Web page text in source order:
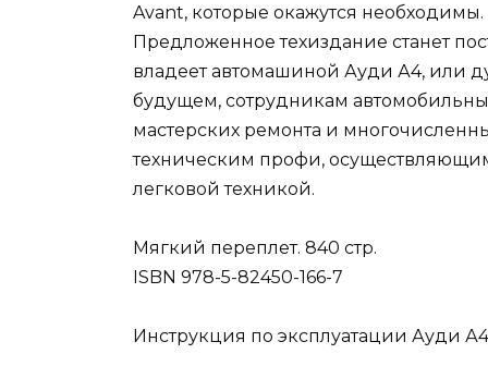
Avant, которые окажутся необходимы.
Предложенное техиздание станет
владеет автомашиной Ауди А4, или
будущем, сотрудникам
мастерских ремонта и
техническим профи,
легковой техникой.
Мягкий переплет. 840 стр.
ISBN 978-5-82450-166-7
Инструкция по эксплуатации Ауди